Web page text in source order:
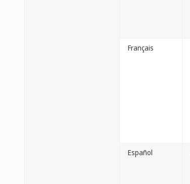
Français
Español